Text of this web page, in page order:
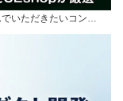
でいただきたいコン…